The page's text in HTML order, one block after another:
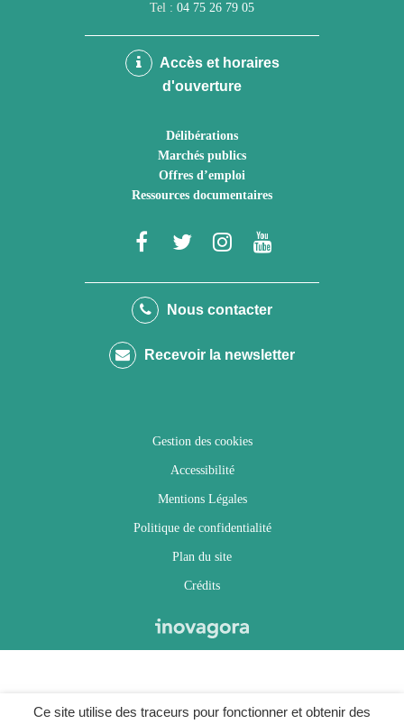
Ce site utilise des traceurs pour fonctionner et obtenir des
Tel : 04 75 26 79 05
Accès et horaires
d'ouverture
Délibérations
Marchés publics
Offres d’emploi
Ressources documentaires
Lien
le
Facebook
Lien
le
Twitter
Lien
le
Instagram
Youtube
Nous contacter
Recevoir la newsletter
Gestion des cookies
Accessibilité
Mentions Légales
Politique de confidentialité
Plan du site
Crédits